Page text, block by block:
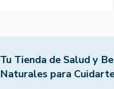
Tu Tienda de Salud y
Naturales para